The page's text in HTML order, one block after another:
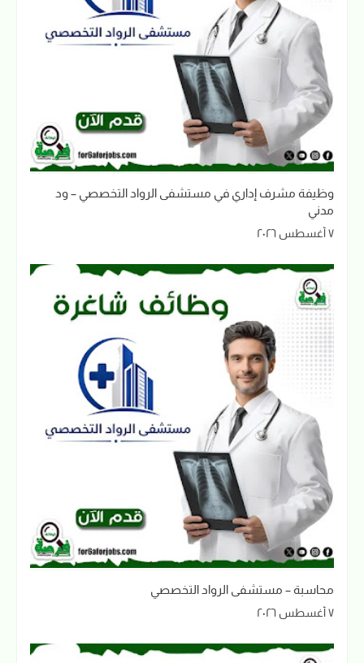
وظيفة مشرف إداري في مستشفى الرواد التخصصي – ود
مدني
٧ أغسطس ٢٠٢٦
محاسبة – مستشفى الرواد التخصصي
٧ أغسطس ٢٠٢٦